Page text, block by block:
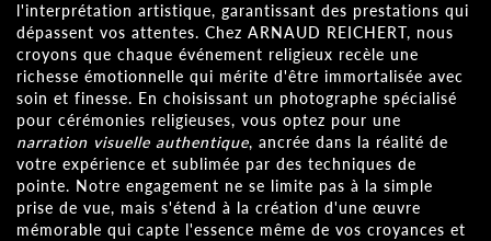
l'interprétation artistique, garantissant des prestations qui
dépassent vos attentes. Chez ARNAUD REICHERT, nous
croyons que chaque événement religieux recèle une
richesse émotionnelle qui mérite d'être immortalisée avec
soin et finesse. En choisissant un photographe spécialisé
pour cérémonies religieuses, vous optez pour une
narration visuelle authentique, ancrée dans la réalité de
votre expérience et sublimée par des techniques de
pointe. Notre engagement ne se limite pas à la simple
prise de vue, mais s'étend à la création d'une œuvre
mémorable qui capte l'essence même de vos croyances et